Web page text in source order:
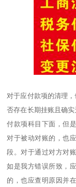
对于应付款项的清理
否存在长期挂账且确
付款项科目下面，但
对于被动对账的，也
段。对于通过对方对
如是我方错误所致，
的，也应查明原因并